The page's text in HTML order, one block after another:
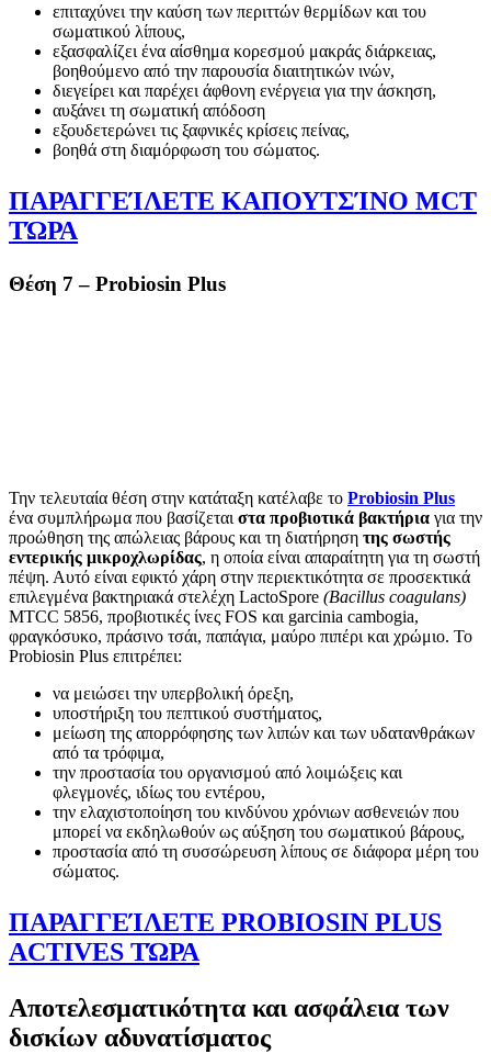
επιταχύνει την καύση των περιττών θερμίδων και του
σωματικού λίπους,
εξασφαλίζει ένα αίσθημα κορεσμού μακράς διάρκειας,
βοηθούμενο από την παρουσία διαιτητικών ινών,
διεγείρει και παρέχει άφθονη ενέργεια για την άσκηση,
αυξάνει τη σωματική απόδοση
εξουδετερώνει τις ξαφνικές κρίσεις πείνας,
βοηθά στη διαμόρφωση του σώματος.
ΠΑΡΑΓΓΕΊΛΕΤΕ ΚΑΠΟΥΤΣΊΝΟ MCT
ΤΏΡΑ
Θέση 7 – Probiosin Plus
Την τελευταία θέση στην κατάταξη κατέλαβε το Probiosin Plus
ένα συμπλήρωμα που βασίζεται στα προβιοτικά βακτήρια για την
προώθηση της απώλειας βάρους και τη διατήρηση της σωστής
εντερικής μικροχλωρίδας, η οποία είναι απαραίτητη για τη σωστή
πέψη. Αυτό είναι εφικτό χάρη στην περιεκτικότητα σε προσεκτικά
επιλεγμένα βακτηριακά στελέχη LactoSpore (Bacillus coagulans)
MTCC 5856, προβιοτικές ίνες FOS και garcinia cambogia,
φραγκόσυκο, πράσινο τσάι, παπάγια, μαύρο πιπέρι και χρώμιο. Το
Probiosin Plus επιτρέπει:
να μειώσει την υπερβολική όρεξη,
υποστήριξη του πεπτικού συστήματος,
μείωση της απορρόφησης των λιπών και των υδατανθράκων
από τα τρόφιμα,
την προστασία του οργανισμού από λοιμώξεις και
φλεγμονές, ιδίως του εντέρου,
την ελαχιστοποίηση του κινδύνου χρόνιων ασθενειών που
μπορεί να εκδηλωθούν ως αύξηση του σωματικού βάρους,
προστασία από τη συσσώρευση λίπους σε διάφορα μέρη του
σώματος.
ΠΑΡΑΓΓΕΊΛΕΤΕ PROBIOSIN PLUS
ACTIVES ΤΏΡΑ
Αποτελεσματικότητα και ασφάλεια των
δισκίων αδυνατίσματος